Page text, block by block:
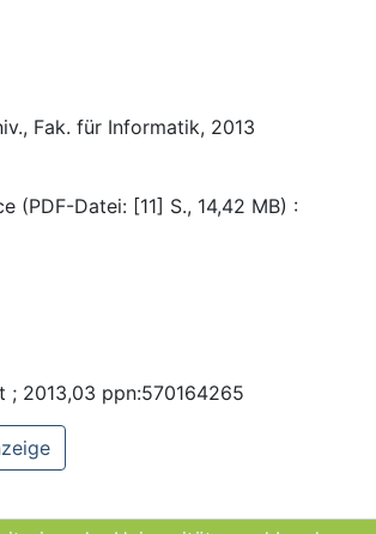
Fak. für Informatik, 2013
(PDF-Datei: [11] S., 14,42 MB) :
; 2013,03 ppn:570164265